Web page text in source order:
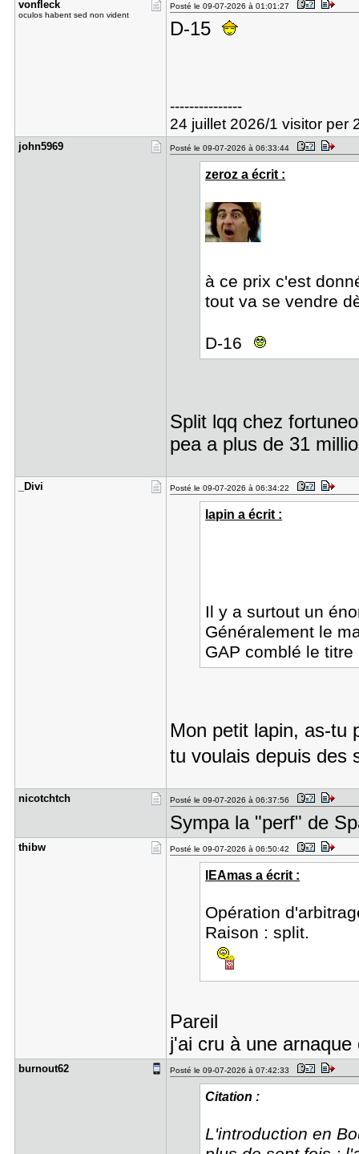
vonfleck
oculos habent sed non vident
Posté le 09-07-2026 à 01:01:27
D-15
---------------
24 juillet 2026/1 visitor per
john5969 Posté le 09-07-2026 à 06:33:44
zeroz a écrit :
à ce prix c'est
tout va se vendre
D-16
Split lqq chez
pea a plus de 31
_Divi Posté le 09-07-2026 à 06:34:22
lapin a écrit :
Il y a surtout un
Généralement le
GAP comblé le
Mon petit lapin, as-tu
tu voulais depuis
nicotchtch Posté le 09-07-2026 à 06:37:56
Sympa la "perf" de
thibw Posté le 09-07-2026 à 06:50:42
lEAmas a écrit :
Opération
Raison : split.
Pareil
j'ai cru à une
burnout62 Posté le 09-07-2026 à 07:42:33
Citation :
L'introduction en